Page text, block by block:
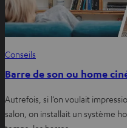
Conseils
Barre de son ou home
Autrefois, si l’on voulait
salon, on installait un système